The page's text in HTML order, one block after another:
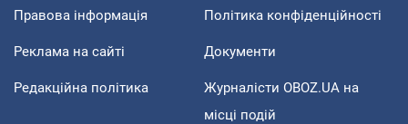
Правова інформація Політика конфіденційності
Реклама на сайті Документи
Редакційна політика
Журналісти OBOZ.UA на
місці подій